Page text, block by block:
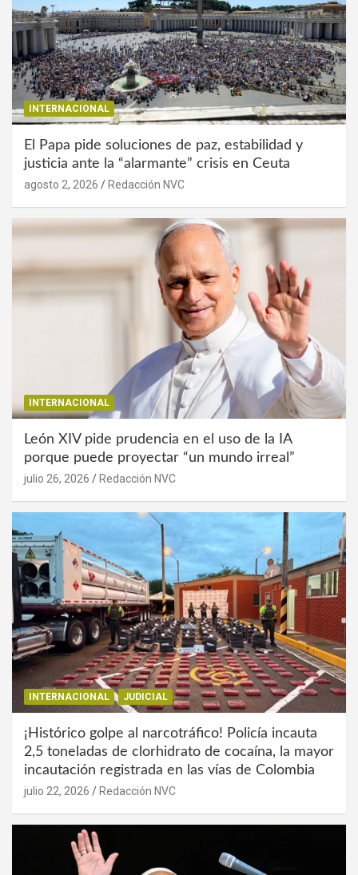
INTERNACIONAL
El Papa pide soluciones de paz, estabilidad y
justicia ante la “alarmante” crisis en Ceuta
agosto 2, 2026 Redacción NVC
INTERNACIONAL
León XIV pide prudencia en el uso de la IA
porque puede proyectar “un mundo irreal”
julio 26, 2026 Redacción NVC
INTERNACIONAL JUDICIAL
¡Histórico golpe al narcotráfico! Policía incauta
2,5 toneladas de clorhidrato de cocaína, la mayor
incautación registrada en las vías de Colombia
julio 22, 2026 Redacción NVC